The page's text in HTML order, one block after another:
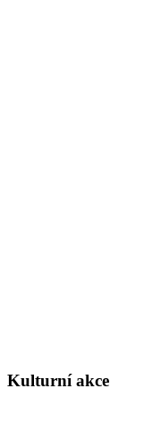
Kulturní akce